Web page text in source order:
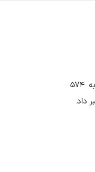
مدیرکل امور اقتصادی و دارایی خوزستان در نشست شورای هماهنگی مدیران دستگاه های تابعه وزارت امور اقتصادی و دارایی از پرداخت خسارت به ۵۷۴